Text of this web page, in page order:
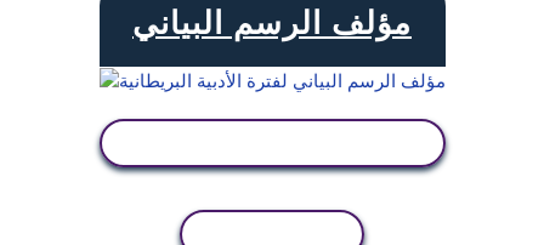
مؤلف الرسم البياني